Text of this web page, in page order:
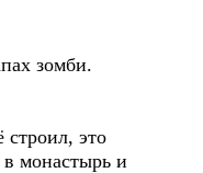
зомби.
это
монастырь и